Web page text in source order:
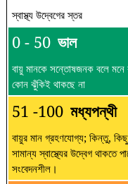
স্বাস্থ্য উদ্বেগের স্তর
0 - 50 ভাল
বায়ু মানকে সন্তোষজনক বলে মনে
কোন ঝুঁকিই থাকছে না
51 -100 মধ্যপন্থী
বায়ুর মান গ্রহণযোগ্য; কিন্তু,
সামান্য স্বাস্থ্যের উদ্বেগ থাকতে
সংবেদনশীল।